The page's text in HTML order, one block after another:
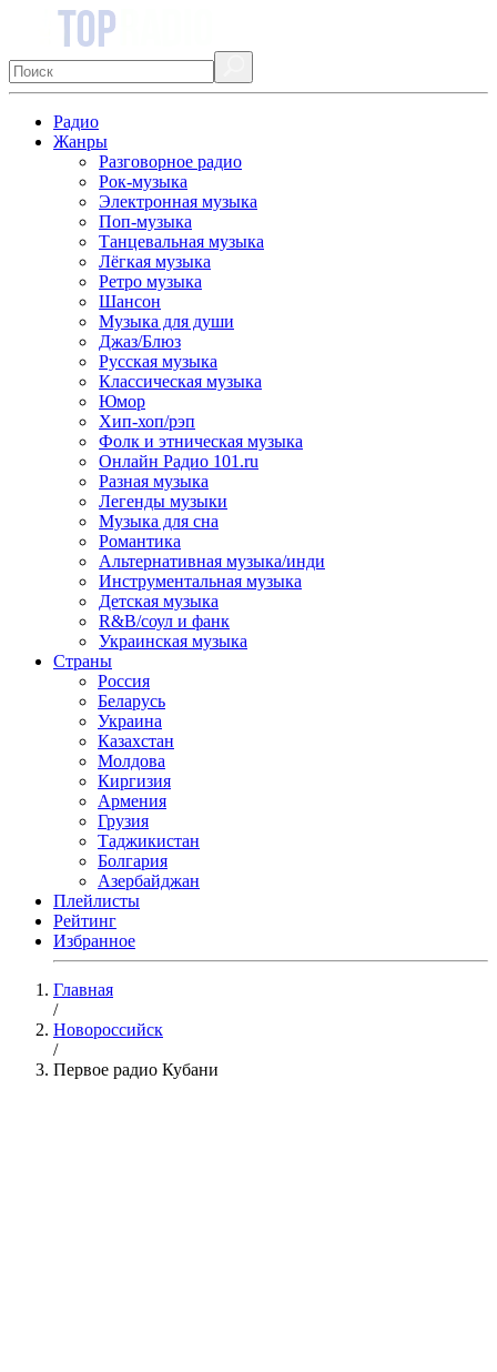
Радио
Жанры
Разговорное радио
Рок-музыка
Электронная музыка
Поп-музыка
Танцевальная музыка
Лёгкая музыка
Ретро музыка
Шансон
Музыка для души
Джаз/Блюз
Русская музыка
Классическая музыка
Юмор
Хип-хоп/рэп
Фолк и этническая музыка
Онлайн Радио 101.ru
Разная музыка
Легенды музыки
Музыка для сна
Романтика
Альтернативная музыка/инди
Инструментальная музыка
Детская музыка
R&B/cоул и фанк
Украинская музыка
Страны
Россия
Беларусь
Украина
Казахстан
Молдова
Киргизия
Армения
Грузия
Таджикистан
Болгария
Азербайджан
Плейлисты
Рейтинг
Избранное
Главная
/
Новороссийск
/
Первое радио Кубани